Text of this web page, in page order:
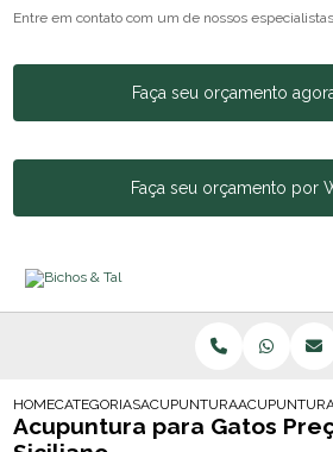
Entre em contato com um de nossos
Faça seu orçamento
Faça seu orçamento por
HOMECATEGORIASACUPUNTURA ANIMAL
Acupuntura para Gatos